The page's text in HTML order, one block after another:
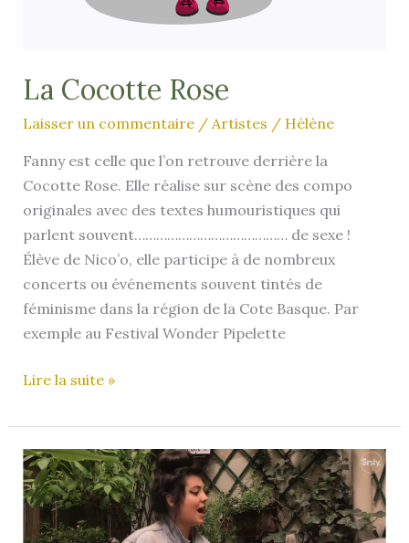
La Cocotte Rose
Laisser un commentaire / Artistes / Hélène
Fanny est celle que l’on retrouve derrière la
Cocotte Rose. Elle réalise sur scène des compo
originales avec des textes humouristiques qui
parlent souvent…………………………………… de sexe !
Élève de Nico’o, elle participe à de nombreux
concerts ou événements souvent tintés de
féminisme dans la région de la Cote Basque. Par
exemple au Festival Wonder Pipelette
La
Rose
Lire la suite »